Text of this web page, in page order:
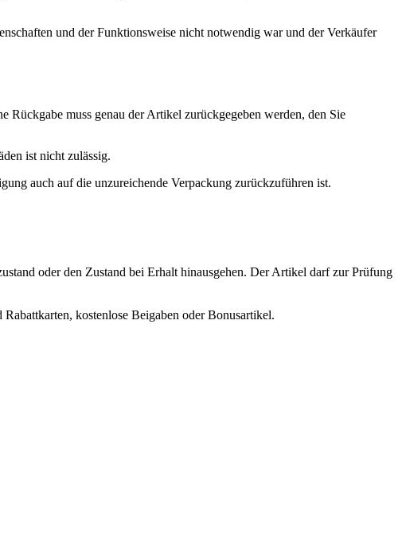
und der Funktionsweise nicht notwendig war und der Verkäufer
muss genau der Artikel zurückgegeben werden, den Sie
ist nicht zulässig.
auch auf die unzureichende Verpackung zurückzuführen ist.
oder den Zustand bei Erhalt hinausgehen. Der Artikel darf zur Prüfung
kostenlose Beigaben oder Bonusartikel.